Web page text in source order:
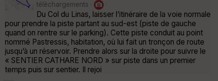
téléchargements ·
·
Du Col du Linas, laisser l’itinéraire de la voie normale
pour prendre la piste partant au sud-est (piste de gauche
quand on rentre sur le parking). Cette piste conduit au point
nommé Pastressis, habitation, où lui fait un tronçon de route
jusqu’à un réservoir. Prendre alors sur la droite pour suivre le
« SENTIER CATHARE NORD » sur piste dans un premier
temps puis sur sentier. Il rejoi